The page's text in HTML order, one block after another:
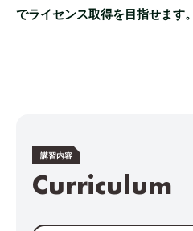
でライセンス取得を目指せます。
講習内容
Curriculum